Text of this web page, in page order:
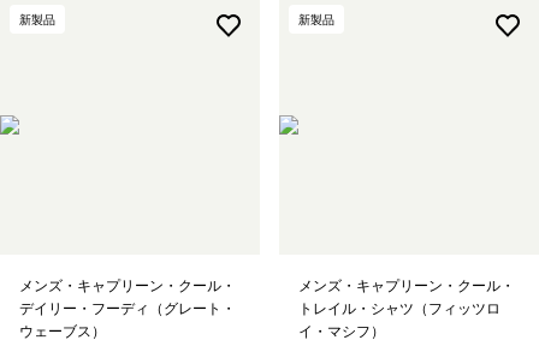
新製品
メンズ・キャプリーン・クール・
デイリー・フーディ（グレート・
ウェーブス）
新製品
メンズ・キャプリーン・クール・
トレイル・シャツ（フィッツロ
イ・マシフ）